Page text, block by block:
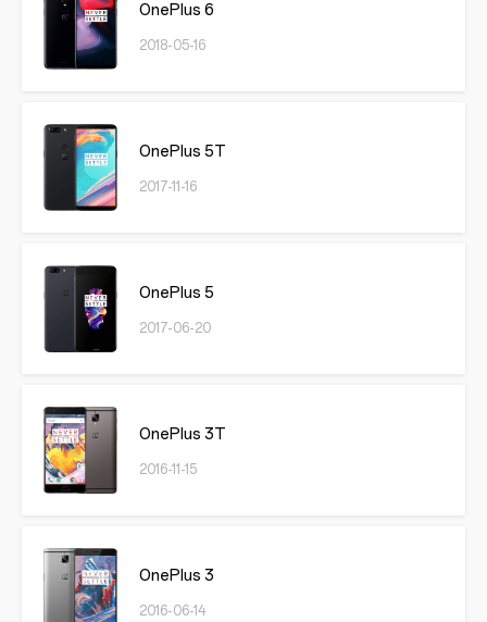
OnePlus 6
2018-05-16
OnePlus 5T
2017-11-16
OnePlus 5
2017-06-20
OnePlus 3T
2016-11-15
OnePlus 3
2016-06-14